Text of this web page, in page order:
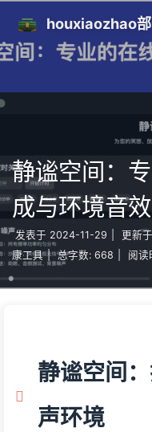
houxiaozhao
静谧空间：
成与环境音
发表于 2024-11-29 更新于
康工具 | 总字数: 668 阅读
静谧空间
声环境